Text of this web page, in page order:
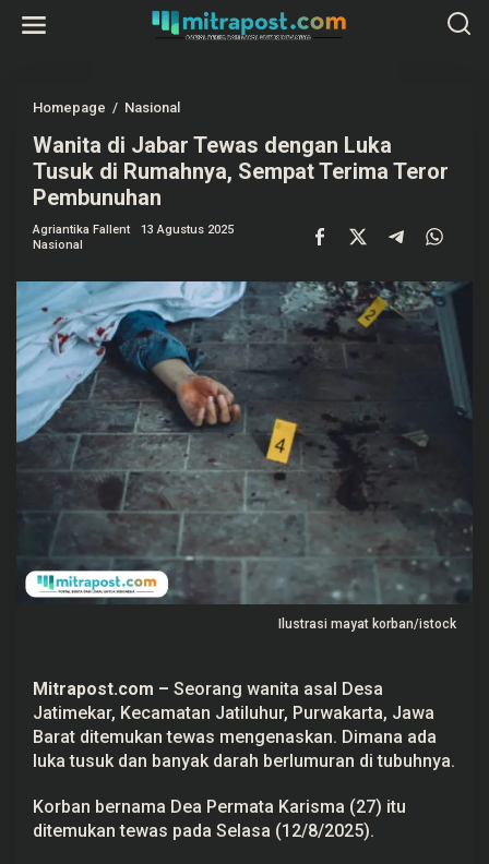
Homepage / Nasional
n
i
t
J
a
r
T
e
w
a
s
d
e
n
g
a
n
L
u
k
a
T
s
R
u
m
a
h
n
,
S
Wanita di Jabar Tewas dengan Luka
Tusuk di Rumahnya, Sempat Terima Teror
Pembunuhan
Agriantika Fallent
13 Agustus 2025
Nasional
Ilustrasi mayat korban/istock
Mitrapost.com – Seorang wanita asal Desa
Jatimekar, Kecamatan Jatiluhur, Purwakarta, Jawa
Barat ditemukan tewas mengenaskan. Dimana ada
luka tusuk dan banyak darah berlumuran di tubuhnya.
Korban bernama Dea Permata Karisma (27) itu
ditemukan tewas pada Selasa (12/8/2025).